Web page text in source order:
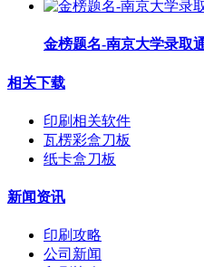
金榜题名-南京大学录取
相关下载
印刷相关软件
瓦楞彩盒刀板
纸卡盒刀板
新闻资讯
印刷攻略
公司新闻